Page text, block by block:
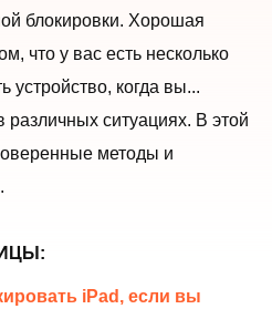
блокировки. Хорошая
что у вас есть несколько
устройство, когда вы...
различных ситуациях. В этой
методы и
iPad, если вы